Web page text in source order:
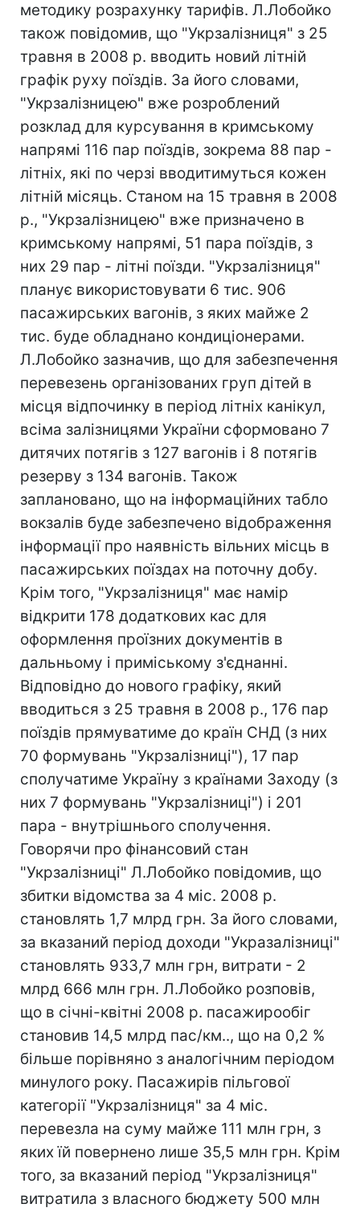
методику розрахунку тарифів. Л.Лобойко
також повідомив, що "Укрзалізниця" з 25
травня в 2008 р. вводить новий літній
графік руху поїздів. За його словами,
"Укрзалізницею" вже розроблений
розклад для курсування в кримському
напрямі 116 пар поїздів, зокрема 88 пар -
літніх, які по черзі вводитимуться кожен
літній місяць. Станом на 15 травня в 2008
р., "Укрзалізницею" вже призначено в
кримському напрямі, 51 пара поїздів, з
них 29 пар - літні поїзди. "Укрзалізниця"
планує використовувати 6 тис. 906
пасажирських вагонів, з яких майже 2
тис. буде обладнано кондиціонерами.
Л.Лобойко зазначив, що для забезпечення
перевезень організованих груп дітей в
місця відпочинку в період літніх канікул,
всіма залізницями України сформовано 7
дитячих потягів з 127 вагонів і 8 потягів
резерву з 134 вагонів. Також
заплановано, що на інформаційних табло
вокзалів буде забезпечено відображення
інформації про наявність вільних місць в
пасажирських поїздах на поточну добу.
Крім того, "Укрзалізниця" має намір
відкрити 178 додаткових кас для
оформлення проїзних документів в
дальньому і приміському з'єднанні.
Відповідно до нового графіку, який
вводиться з 25 травня в 2008 р., 176 пар
поїздів прямуватиме до країн СНД (з них
70 формувань "Укрзалізниці"), 17 пар
сполучатиме Україну з країнами Заходу (з
них 7 формувань "Укрзалізниці") і 201
пара - внутрішнього сполучення.
Говорячи про фінансовий стан
"Укрзалізниці" Л.Лобойко повідомив, що
збитки відомства за 4 міс. 2008 р.
становлять 1,7 млрд грн. За його словами,
за вказаний період доходи "Укразалізниці"
становлять 933,7 млн грн, витрати - 2
млрд 666 млн грн. Л.Лобойко розповів,
що в січні-квітні 2008 р. пасажирообіг
становив 14,5 млрд пас/км.., що на 0,2 %
більше порівняно з аналогічним періодом
минулого року. Пасажирів пільгової
категорії "Укрзалізниця" за 4 міс.
перевезла на суму майже 111 млн грн, з
яких їй повернено лише 35,5 млн грн. Крім
того, за вказаний період "Укрзалізниця"
витратила з власного бюджету 500 млн